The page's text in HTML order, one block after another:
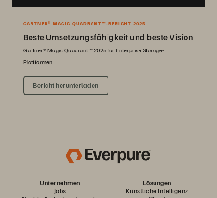
GARTNER® MAGIC QUADRANT™-BERICHT 2025
Beste Umsetzungsfähigkeit und beste Vision
Gartner® Magic Quadrant™ 2025 für Enterprise Storage-
Plattformen.
Bericht herunterladen
Unternehmen
Jobs
Lösungen
Künstliche Intelligenz